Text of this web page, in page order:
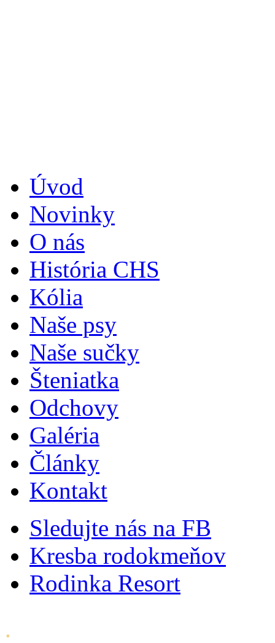
Úvod
Novinky
O nás
História CHS
Kólia
Naše psy
Naše sučky
Šteniatka
Odchovy
Galéria
Články
Kontakt
Sledujte nás na FB
Kresba rodokmeňov
Rodinka Resort
.